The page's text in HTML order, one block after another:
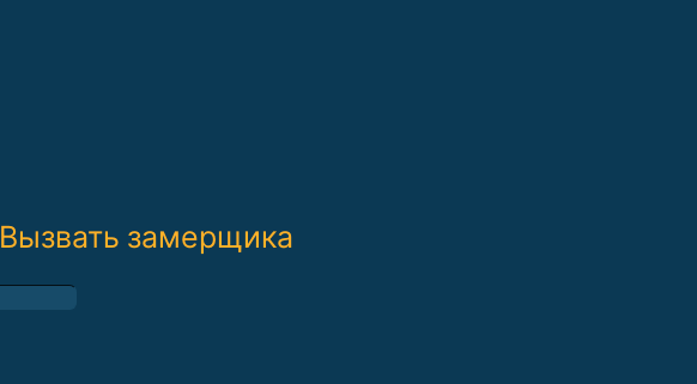
Вызвать замерщика